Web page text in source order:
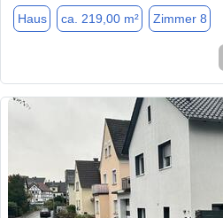
Haus ca. 219,00 m² Zimmer 8